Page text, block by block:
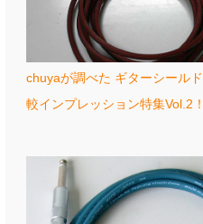
chuyaが調べた ギターシール
較インプレッション特集Vol.2！